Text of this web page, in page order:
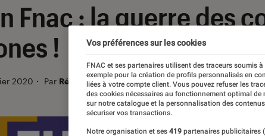
Fnac : la guerre des
!
2020 ・ Par Régis
Vos préférences sur les cookies
FNAC et ses partenaires utilisent des traceurs soumis
exemple pour la création de profils personnalisés en
liées à votre compte client. Vous pouvez refuser les
des cookies nécessaires au fonctionnement optimal
sur notre catalogue et la personnalisation des
sécuriser vos transactions.
Notre organisation et ses 419 partenaires publicitaires